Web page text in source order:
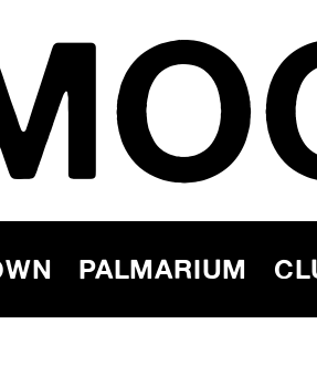
PALMARIUM